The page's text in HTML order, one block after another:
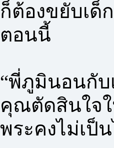
ก็ต้องขยับเ
ตอนนี้
“พี่ภูมินอนกับ
คุณตัดสินใจใ
พระคงไม่เป็